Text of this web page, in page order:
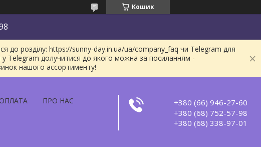
Кошик
до розділу: https://sunny-day.in.ua/ua/company_faq чи Telegram для
у Telegram долучитися до якого можна за посиланням -
нашого ассортименту!
ПРО НАС
+380 (66) 946-27-60
+380 (68) 752-57-98
+380 (68) 338-97-01